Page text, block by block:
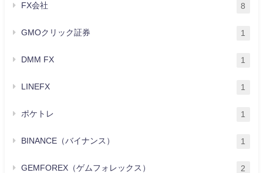
FX会社 8
GMOクリック証券 1
DMM FX 1
LINEFX 1
ポケトレ 1
BINANCE（バイナンス） 1
GEMFOREX（ゲムフォレックス） 2